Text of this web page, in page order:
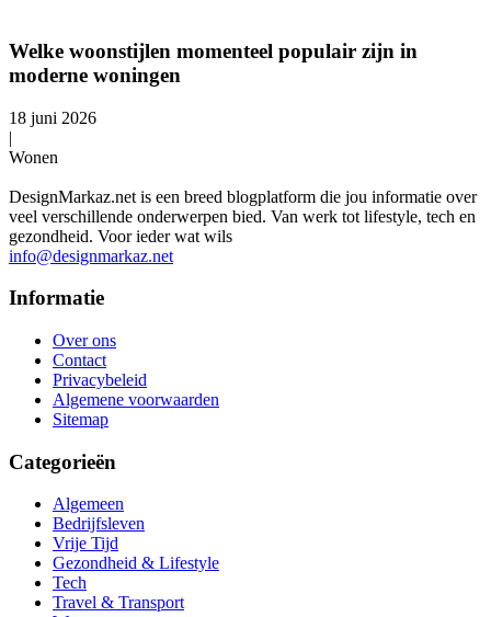
Welke woonstijlen momenteel populair zijn in
moderne woningen
18 juni 2026
|
Wonen
DesignMarkaz.net is een breed blogplatform die jou informatie over
veel verschillende onderwerpen bied. Van werk tot lifestyle, tech en
gezondheid. Voor ieder wat wils
info@designmarkaz.net
Informatie
Over ons
Contact
Privacybeleid
Algemene voorwaarden
Sitemap
Categorieën
Algemeen
Bedrijfsleven
Vrije Tijd
Gezondheid & Lifestyle
Tech
Travel & Transport